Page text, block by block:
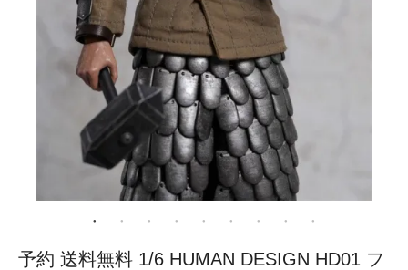
予約 送料無料 1/6 HUMAN DESIGN HD01 フ